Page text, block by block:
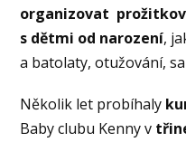
organizovat
s dětmi od narození,
a batolaty, otužování,
Několik let probíhaly
Baby clubu Kenny v